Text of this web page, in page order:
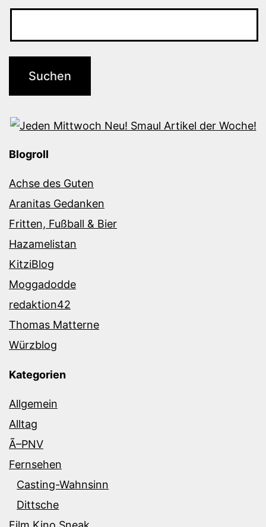
Blogroll
Achse des Guten
Aranitas Gedanken
Fritten, Fußball & Bier
Hazamelistan
KitziBlog
Moggadodde
redaktion42
Thomas Matterne
Würzblog
Kategorien
Allgemein
Alltag
Ã–PNV
Fernsehen
Casting-Wahnsinn
Dittsche